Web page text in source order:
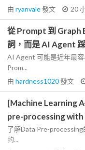
由 ryanvale發文 20
從 Prompt 到 Graph
詞，而是 AI Agent
AI Agent 可能是近年最
Prom...
由 hardness1020發文
[Machine Learning
pre-processing
了解Data Pre-
的...